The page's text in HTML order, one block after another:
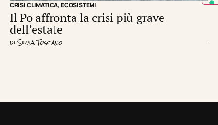
CRISI CLIMATICA,ECOSISTEMI
Il Po affronta la crisi più grave
dell’estate
diSilvia Toscano